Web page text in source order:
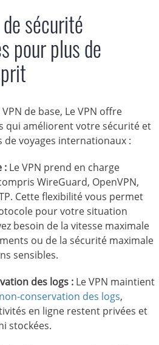
sécurité
pour plus de
de base, Le VPN offre
qui améliorent votre sécurité et
voyages internationaux :
: Le VPN prend en charge
WireGuard, OpenVPN,
Cette flexibilité vous permet
pour votre situation
besoin de la vitesse maximale
ou de la sécurité maximale
sensibles.
des logs : Le VPN maintient
conservation des logs,
en ligne restent privées et
stockées.